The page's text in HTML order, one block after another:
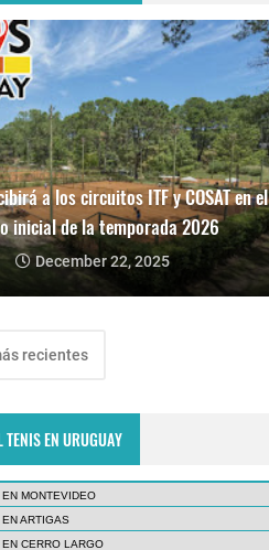
a los circuitos ITF y COSAT en el
inicial de la temporada 2026
December 22, 2025
recientes
TENIS EN URUGUAY
MONTEVIDEO
ARTIGAS
CERRO LARGO